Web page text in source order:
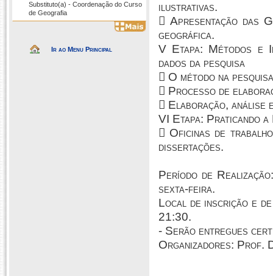
Substituto(a) - Coordenação do Curso
de Geografia
Ir ao Menu Principal
ilustrativas.
 Apresentação das
geográfica.
V Etapa: Métodos e
dados da pesquisa
 O método na
 Processo de
 Elaboração, análise
VI Etapa: Praticando a
 Oficinas de
dissertações.
Período de
sexta-feira.
Local de inscrição e
21:30.
- Serão entregues
Organizadores: Prof.